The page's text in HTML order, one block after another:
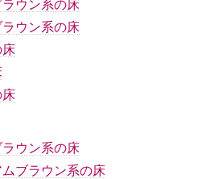
ウン系の床
ウン系の床
ウン系の床
ブラウン系の床